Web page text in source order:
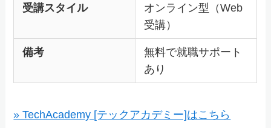
受講スタイル
オンライン型（Web
受講）
備考
無料で就職サポート
あり
» TechAcademy [テックアカデミー]はこちら